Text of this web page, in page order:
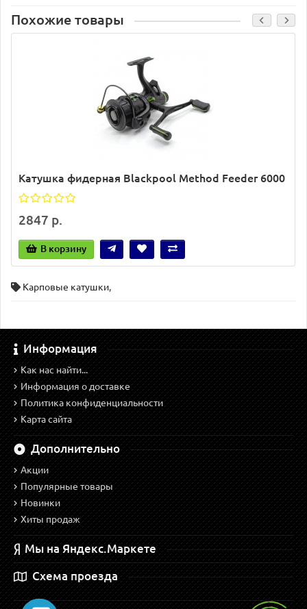
Похожие товары
Катушка фидерная Blackpool Method Feeder 6000
2847 р.
В корзину
Карповые катушки,
Информация
Как нас найти...
Информация о доставке
Политика конфиденциальности
Карта сайта
Дополнительно
Акции
Популярные товары
Новинки
Хиты продаж
Мы на Яндекс.Маркете
Схема проезда